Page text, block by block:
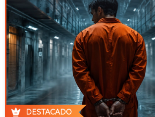
DESTACADO